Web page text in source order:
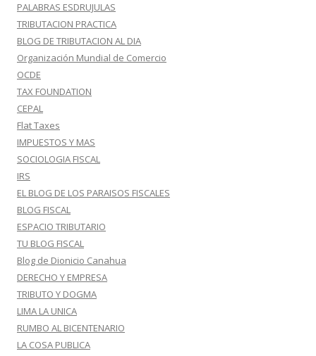
PALABRAS ESDRUJULAS
TRIBUTACION PRACTICA
BLOG DE TRIBUTACION AL DIA
Organización Mundial de Comercio
OCDE
TAX FOUNDATION
CEPAL
Flat Taxes
IMPUESTOS Y MAS
SOCIOLOGIA FISCAL
IRS
EL BLOG DE LOS PARAISOS FISCALES
BLOG FISCAL
ESPACIO TRIBUTARIO
TU BLOG FISCAL
Blog de Dionicio Canahua
DERECHO Y EMPRESA
TRIBUTO Y DOGMA
LIMA LA UNICA
RUMBO AL BICENTENARIO
LA COSA PUBLICA